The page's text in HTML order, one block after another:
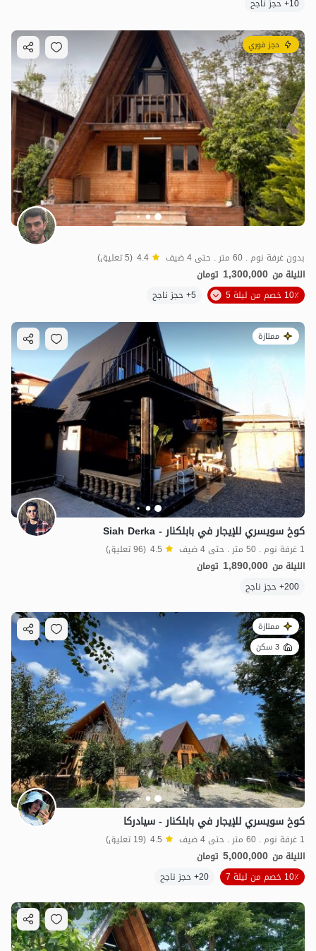
10+ حجز ناجح
حجز فوري
بدون غرفة نوم . 60 متر . حتى 4 ضيف 4.4 (5 تعليق)
الليلة من 1,300,000 تومان
10٪ خصم من ليلة 5
5+ حجز ناجح
ممتازة
كوخ سويسري للإيجار في بابلكنار - Siah Derka
1 غرفة نوم . 50 متر . حتى 4 ضيف 4.5 (96 تعليق)
الليلة من 1,890,000 تومان
200+ حجز ناجح
ممتازة
3 سكن
كوخ سويسري للإيجار في بابلكنار - سيادركا
1 غرفة نوم . 60 متر . حتى 4 ضيف 4.5 (19 تعليق)
الليلة من 5,000,000 تومان
10٪ خصم من ليلة 7
20+ حجز ناجح